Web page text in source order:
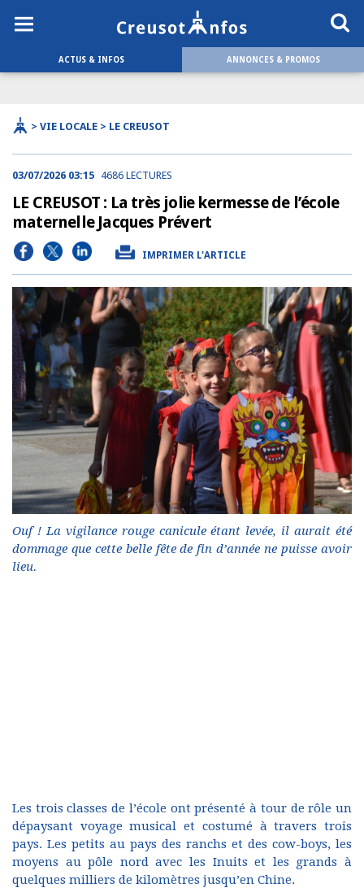
ACTUS & INFOS ANNONCES & PROMOS
> VIE LOCALE > LE CREUSOT
03/07/2026 03:15 4686 LECTURES
LE CREUSOT : La très jolie kermesse de l’école
maternelle Jacques Prévert
IMPRIMER L'ARTICLE
Ouf ! La vigilance rouge canicule étant levée, il aurait été
dommage que cette belle fête de fin d’année ne puisse avoir
lieu.
Les trois classes de l’école ont présenté à tour de rôle un
dépaysant voyage musical et costumé à travers trois
pays. Les petits au pays des ranchs et des cow-boys, les
moyens au pôle nord avec les Inuits et les grands à
quelques milliers de kilomètres jusqu’en Chine.